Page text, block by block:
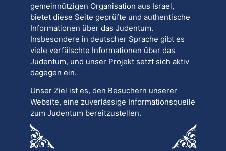
gemeinnützigen Organisation aus Israel,
bietet diese Seite geprüfte und authentische
Informationen über das Judentum.
Insbesondere in deutscher Sprache gibt es
viele verfälschte Informationen über das
Judentum, und unser Projekt setzt sich aktiv
dagegen ein.
Unser Ziel ist es, den Besuchern unserer
Website, eine zuverlässige Informationsquelle
zum Judentum bereitzustellen.